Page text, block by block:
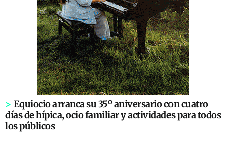
> Equiocio arranca su 35º aniversario con cuatro
días de hípica, ocio familiar y actividades para todos
los públicos